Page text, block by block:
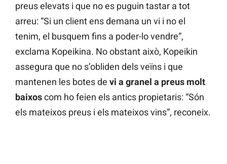
preus elevats i que no es puguin tastar a tot
arreu: “Si un client ens demana un vi i no el
tenim, el busquem fins a poder-lo vendre”,
exclama Kopeikina. No obstant això, Kopeikin
assegura que no s’obliden dels veïns i que
mantenen les botes de vi a granel a preus molt
baixoscom ho feien els antics propietaris: “Són
els mateixos preus i els mateixos vins”, reconeix.